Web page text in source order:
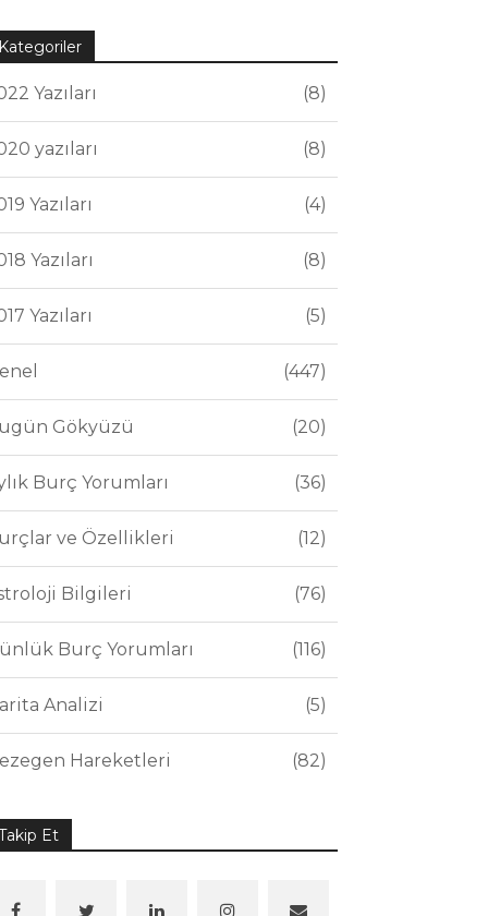
Kategoriler
Yazıları 8
yazıları 8
Yazıları 4
Yazıları 8
Yazıları 5
447
Gökyüzü 20
Burç Yorumları 36
ve Özellikleri 12
Bilgileri 76
Burç Yorumları 116
Analizi 5
Hareketleri 82
Et